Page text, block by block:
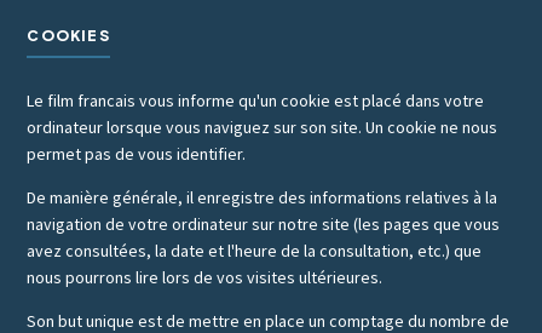
COOKIES
Le film francais vous informe qu'un cookie est placé dans votre
ordinateur lorsque vous naviguez sur son site. Un cookie ne nous
permet pas de vous identifier.
De manière générale, il enregistre des informations relatives à la
navigation de votre ordinateur sur notre site (les pages que vous
avez consultées, la date et l'heure de la consultation, etc.) que
nous pourrons lire lors de vos visites ultérieures.
Son but unique est de mettre en place un comptage du nombre de